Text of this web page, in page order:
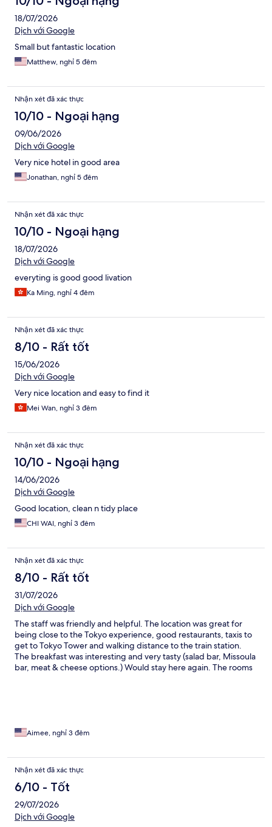
18/07/2026
Dịch với Google
Small but fantastic location
Matthew, nghỉ 5 đêm
Nhận xét đã xác thực
10/10 - Ngoại hạng
09/06/2026
Dịch với Google
Very nice hotel in good area
Jonathan, nghỉ 5 đêm
Nhận xét đã xác thực
10/10 - Ngoại hạng
18/07/2026
Dịch với Google
everyting is good good livation
Ka Ming, nghỉ 4 đêm
Nhận xét đã xác thực
8/10 - Rất tốt
15/06/2026
Dịch với Google
Very nice location and easy to find it
Mei Wan, nghỉ 3 đêm
Nhận xét đã xác thực
10/10 - Ngoại hạng
14/06/2026
Dịch với Google
Good location, clean n tidy place
CHI WAI, nghỉ 3 đêm
Nhận xét đã xác thực
8/10 - Rất tốt
31/07/2026
Dịch với Google
The staff was friendly and helpful. The location was great for
being close to the Tokyo experience, good restaurants, taxis to
get to Tokyo Tower and walking distance to the train station.
The breakfast was interesting and very tasty (salad bar, Missoula
bar, meat & cheese options.) Would stay here again. The rooms
Aimee, nghỉ 3 đêm
Nhận xét đã xác thực
6/10 - Tốt
29/07/2026
Dịch với Google